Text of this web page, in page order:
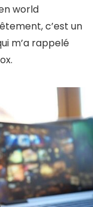
world
c’est un
m’a rappelé